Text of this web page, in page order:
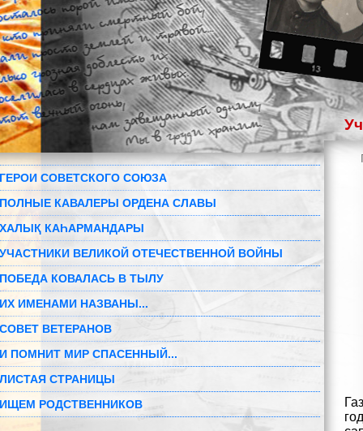
ГЕРОИ СОВЕТСКОГО СОЮЗА
ПОЛНЫЕ КАВАЛЕРЫ ОРДЕНА СЛАВЫ
ХАЛЫҚ КАҺАРМАНДАРЫ
УЧАСТНИКИ ВЕЛИКОЙ ОТЕЧЕСТВЕННОЙ ВОЙНЫ
ПОБЕДА КОВАЛАСЬ В ТЫЛУ
ИХ ИМЕНАМИ НАЗВАНЫ...
СОВЕТ ВЕТЕРАНОВ
И ПОМНИТ МИР СПАСЕННЫЙ...
ЛИСТАЯ СТРАНИЦЫ
ИЩЕМ РОДСТВЕННИКОВ